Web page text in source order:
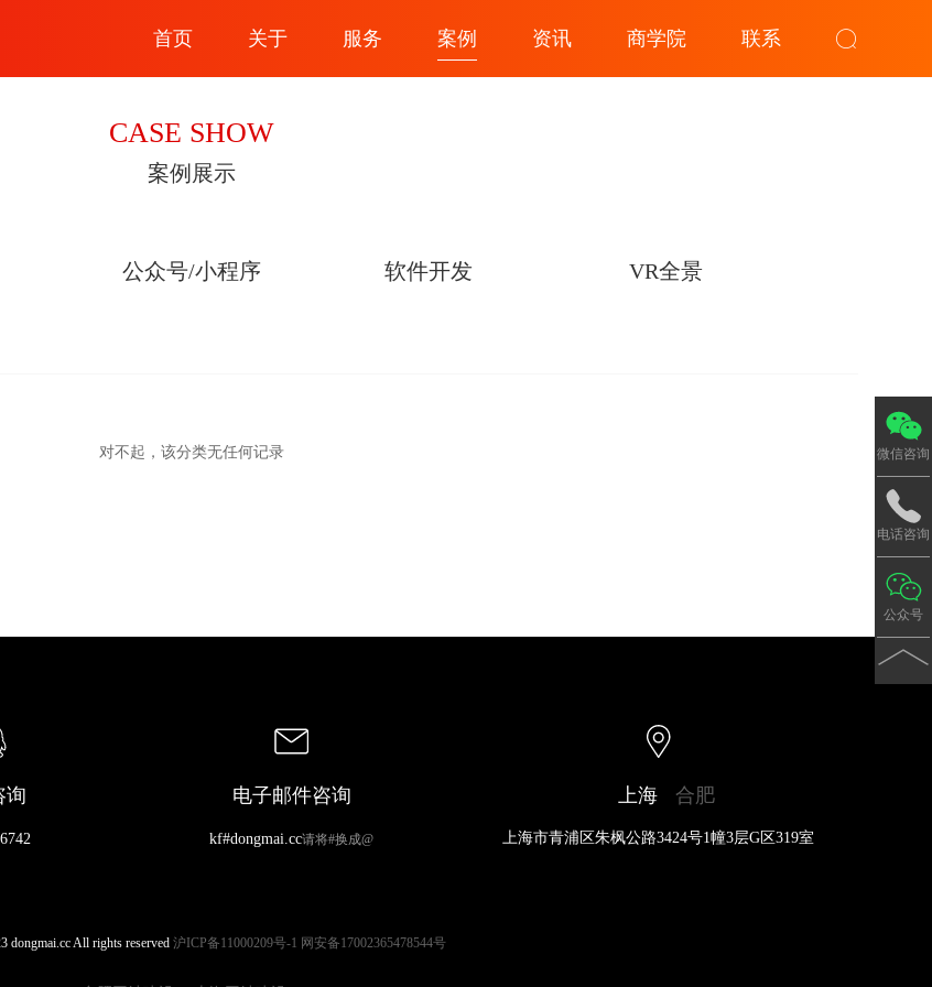
首页 关于 服务 案例 资讯 商学院 联系
CASE SHOW
案例展示
公众号/小程序 软件开发 VR全景
对不起，该分类无任何记录
询 电子邮件咨询
kf#dongmai.cc请将#换成@
上海 合肥
上海市青浦区朱枫公路3424号1幢3层G区319室
dongmai.cc All rights reserved 沪ICP备11000209号-1 网安备17002365478544号
微信咨询
电话咨询
公众号